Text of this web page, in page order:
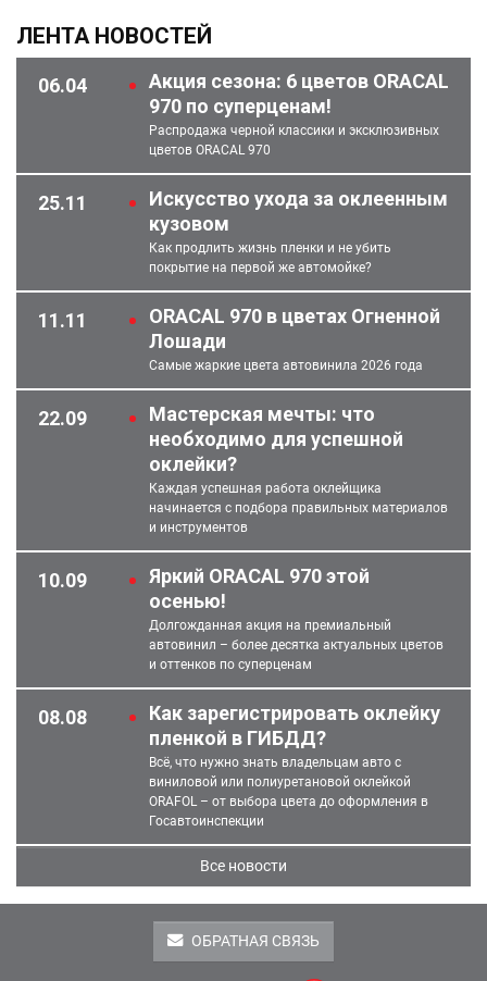
ЛЕНТА НОВОСТЕЙ
06.04
Акция сезона: 6 цветов ORACAL
970 по суперценам!
Распродажа черной классики и эксклюзивных
цветов ORACAL 970
25.11
Искусство ухода за оклеенным
кузовом
Как продлить жизнь пленки и не убить
покрытие на первой же автомойке?
11.11
ORACAL 970 в цветах Огненной
Лошади
Самые жаркие цвета автовинила 2026 года
22.09
Мастерская мечты: что
необходимо для успешной
оклейки?
Каждая успешная работа оклейщика
начинается с подбора правильных материалов
и инструментов
10.09
Яркий ORACAL 970 этой
осенью!
Долгожданная акция на премиальный
автовинил – более десятка актуальных цветов
и оттенков по суперценам
08.08
Как зарегистрировать оклейку
пленкой в ГИБДД?
Всё, что нужно знать владельцам авто с
виниловой или полиуретановой оклейкой
ORAFOL – от выбора цвета до оформления в
Госавтоинспекции
Все новости
ОБРАТНАЯ СВЯЗЬ